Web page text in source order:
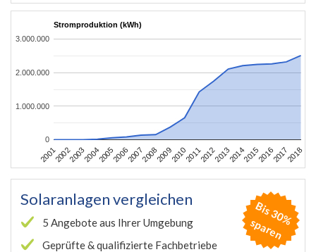
Stromproduktion (kWh)
200120022003200420052006200720082009201020112012201320142015201620172018
0
1.000.000
2.000.000
3.000.000
Solaranlagen vergleichen
5 Angebote aus Ihrer Umgebung
Geprüfte & qualifizierte Fachbetriebe
B
is
3
0
%
s
p
a
r
e
n